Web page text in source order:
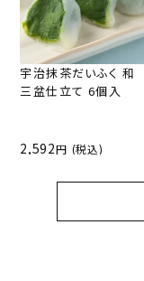
宇治抹茶だいふく 和
三盆仕立て 6個入
2,592 (税込)